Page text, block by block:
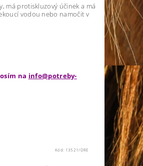
má protiskluzový účinek a má
vodou nebo namočit v
na info@potreby-
Kód: 13521/DRE